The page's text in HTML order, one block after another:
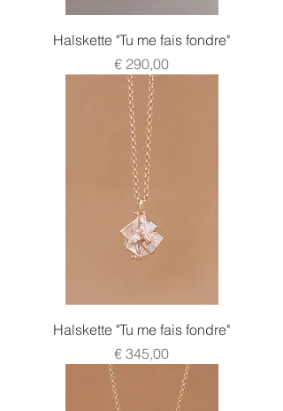
Halskette "Tu me fais fondre"
Preis
€ 290,00
Halskette "Tu me fais fondre"
Preis
€ 345,00